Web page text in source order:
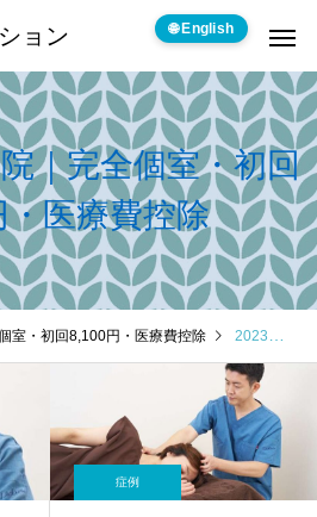
ョン
｜完全個室・初回
医療費控除
室・初回8,100円・医療費控除 2023年 2月の記事一覧
症例
🌐 English